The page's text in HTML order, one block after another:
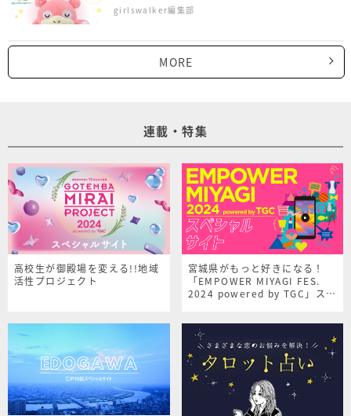
girlswalker編集部
MORE
連載・特集
高校生が御殿場を変える!!地域
活性プロジェクト
宮城県がもっと好きになる！
「EMPOWER MIYAGI FES.
2024 powered by TGC」スペ